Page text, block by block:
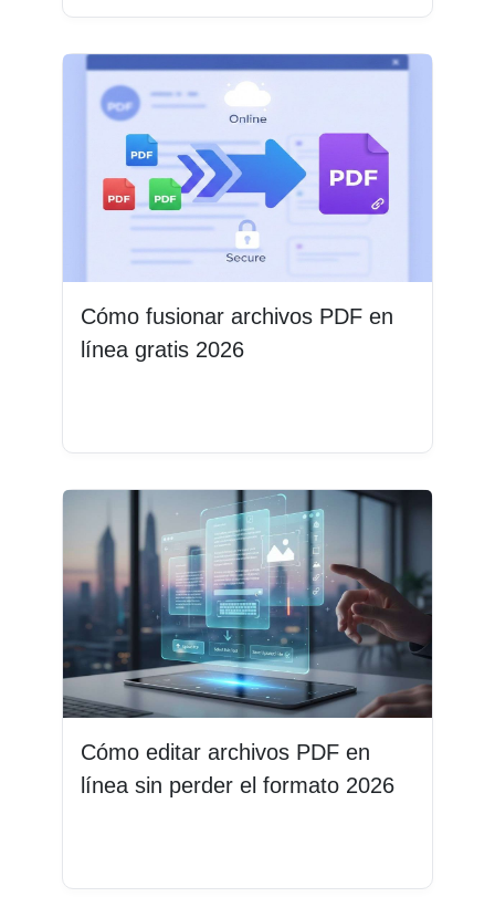
Cómo fusionar archivos PDF en
línea gratis 2026
Cómo editar archivos PDF en
línea sin perder el formato 2026